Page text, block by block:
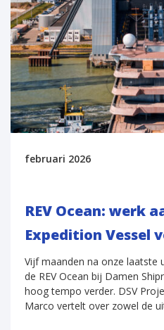
februari 2026
REV Ocean: werk
Expedition Vessel
Vijf maanden na onze laatste
de REV Ocean bij Damen
hoog tempo verder. DSV
Marco vertelt over zowel de